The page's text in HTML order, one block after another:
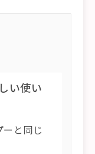
い使い
と同じ